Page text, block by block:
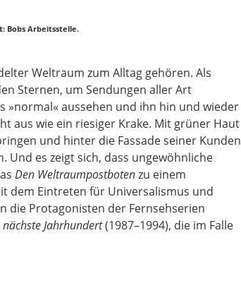
Bobs Arbeitsstelle.
Weltraum zum Alltag gehören. Als
Sternen, um Sendungen aller Art
»normal« aussehen und ihn hin und wieder
aus wie ein riesiger Krake. Mit grüner Haut
und hinter die Fassade seiner Kunden
Und es zeigt sich, dass ungewöhnliche
Den Weltraumpostbotenzu einem
dem Eintreten für Universalismus und
die Protagonisten der Fernsehserien
Jahrhundert(1987–1994), die im Falle